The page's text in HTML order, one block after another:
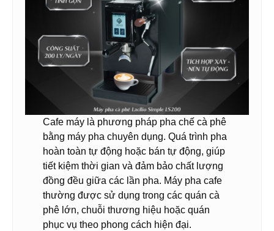
Cafe máy là phương pháp pha chế cà phê
bằng máy pha chuyên dụng. Quá trình pha
hoàn toàn tự động hoặc bán tự động, giúp
tiết kiệm thời gian và đảm bảo chất lượng
đồng đều giữa các lần pha. Máy pha cafe
thường được sử dụng trong các quán cà
phê lớn, chuỗi thương hiệu hoặc quán
phục vụ theo phong cách hiện đại.